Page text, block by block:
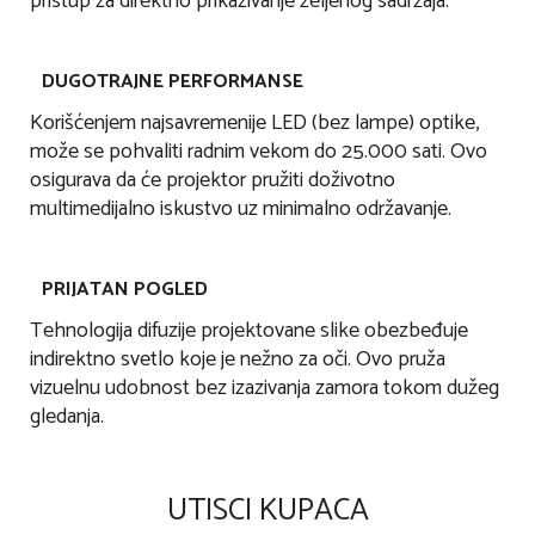
DUGOTRAJNE PERFORMANSE
Korišćenjem najsavremenije LED (bez lampe) optike,
može se pohvaliti radnim vekom do 25.000 sati. Ovo
osigurava da će projektor pružiti doživotno
multimedijalno iskustvo uz minimalno održavanje.
PRIJATAN POGLED
Tehnologija difuzije projektovane slike obezbeđuje
indirektno svetlo koje je nežno za oči. Ovo pruža
vizuelnu udobnost bez izazivanja zamora tokom dužeg
gledanja.
UTISCI KUPACA